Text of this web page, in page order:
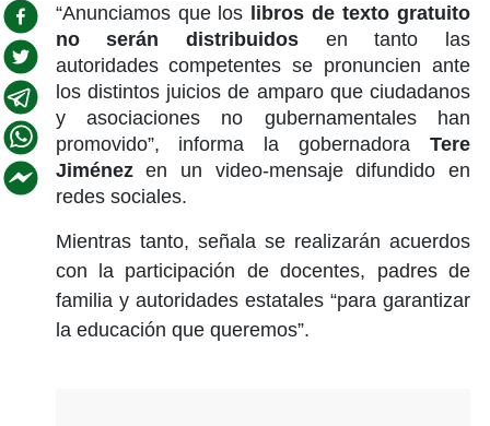
“Anunciamos que los libros de texto gratuito
no serán distribuidos en tanto las
autoridades competentes se pronuncien ante
los distintos juicios de amparo que ciudadanos
y asociaciones no gubernamentales han
promovido”, informa la gobernadora Tere
Jiménezen un video-mensaje difundido en
redes sociales.
Mientras tanto, señala se realizarán acuerdos
con la participación de docentes, padres de
familia y autoridades estatales “para garantizar
la educación que queremos”.